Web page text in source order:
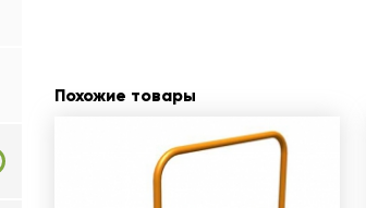
Похожие товары